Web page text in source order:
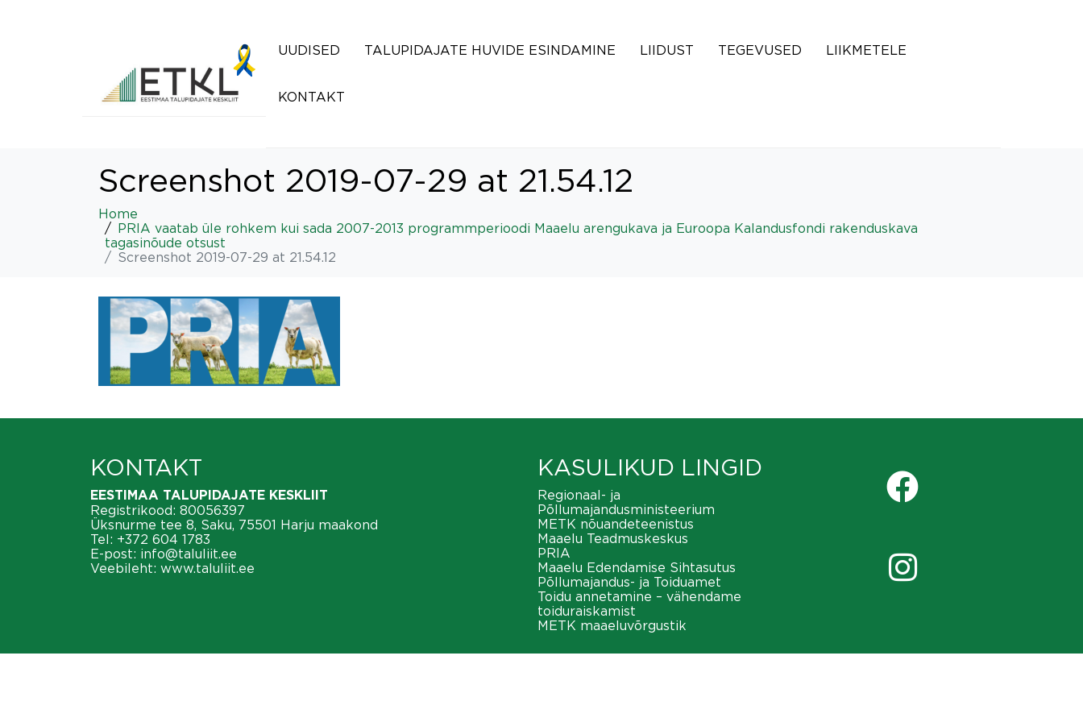
UUDISED TALUPIDAJATE HUVIDE ESINDAMINE LIIDUST TEGEVUSED LIIKMETELE
KONTAKT
Screenshot 2019-07-29 at 21.54.12
Home
PRIA vaatab üle rohkem kui sada 2007-2013 programmperioodi Maaelu arengukava ja Euroopa Kalandusfondi rakenduskava
tagasinõude otsust
Screenshot 2019-07-29 at 21.54.12
KONTAKT
EESTIMAA TALUPIDAJATE KESKLIIT
Registrikood: 80056397
Üksnurme tee 8, Saku, 75501 Harju maakond
Tel: +372 604 1783
E-post: info@taluliit.ee
Veebileht: www.taluliit.ee
KASULIKUD LINGID
Regionaal- ja
Põllumajandusministeerium
METK nõuandeteenistus
Maaelu Teadmuskeskus
PRIA
Maaelu Edendamise Sihtasutus
Põllumajandus- ja Toiduamet
Toidu annetamine – vähendame
toiduraiskamist
METK maaeluvõrgustik